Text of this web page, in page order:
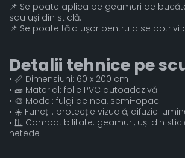
📌 Se poate aplica pe geamuri de
sau uși din sticlă.
📌 Se poate tăia ușor pentru a se potrivi
Detalii tehnice pe
• 📏 Dimensiuni: 60 x 200 cm
• 🧱 Material: folie PVC autoadezivă
• 🎨 Model: fulgi de nea, semi-opac
• ☀️ Funcții: protecție vizuală, difuzie
• 🪟 Compatibilitate: geamuri, uși din
netede